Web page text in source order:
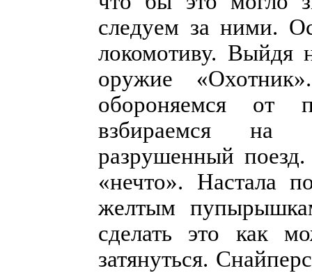
следуем за ними.
локомотиву. Выйдя
оружие
обороняемся от
взбираемся на
разрушенный
«нечто». Настала
желтым
сделать это как
затянуться.